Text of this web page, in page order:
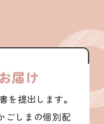
届け
を提出します。
ごしまの個別配